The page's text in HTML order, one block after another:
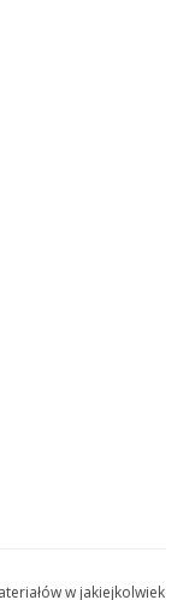
w jakiejkolwiek